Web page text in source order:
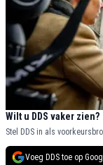
Wilt u DDS vaker zien?
Stel DDS in als
Voeg DDS toe op